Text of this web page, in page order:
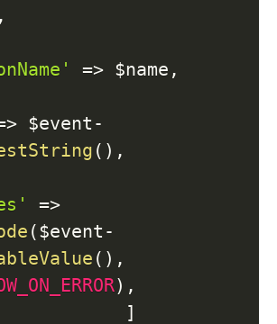
,
=> $name ,
$event -
( ) ,
=>
($event -
( ) ,
) ,
]